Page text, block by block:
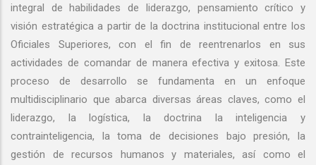
integral de habilidades de liderazgo, pensamiento crítico y
visión estratégica a partir de la doctrina institucional entre los
Oficiales Superiores, con el fin de reentrenarlos en sus
actividades de comandar de manera efectiva y exitosa. Este
proceso de desarrollo se fundamenta en un enfoque
multidisciplinario que abarca diversas áreas claves, como el
liderazgo, la logística, la doctrina la inteligencia y
contrainteligencia, la toma de decisiones bajo presión, la
gestión de recursos humanos y materiales, así como el